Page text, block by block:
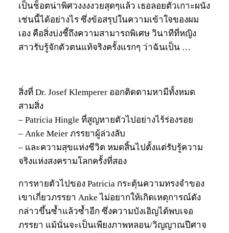
เป็นช็อตน่าพิศวงงงงวยสุดๆแล้ว เธอลอยตัวเกาะผนัง
เช่นนี้ได้อย่างไร ซึ่งข้อสรุปในความเข้าใจของผม
เอง คือสิ่งบ่งชี้ถึงความสามารถพิเศษ วินาทีที่หญิง
สาวรับรู้จักตัวตนแท้จริงครั้งแรกๆ ว่าฉันเป็น …
สิ่งที่ Dr. Josef Klemperer ออกติดตามหามีทั้งหมด
สามสิ่ง
– Patricia Hingle ที่สูญหายตัวไปอย่างไร้ร่องรอย
– Anke Meier ภรรยาผู้ล่วงลับ
– และความสุขแห่งชีวิต หมดสิ้นไปตั้งแต่รับรู้ความ
จริงแห่งสงครามโลกครั้งที่สอง
การหายตัวไปของ Patricia กระตุ้นความทรงจำของ
เขาเกี่ยวภรรยา Anke ไม่อยากให้เกิดเหตุการณ์ดัง
กล่าวขึ้นซ้ำแล้วซ้ำอีก ซึ่งความบังเอิญได้พบเจอ
ภรรยา แม้นั่นจะเป็นเพียงภาพหลอน/วิญญาณปีศาจ